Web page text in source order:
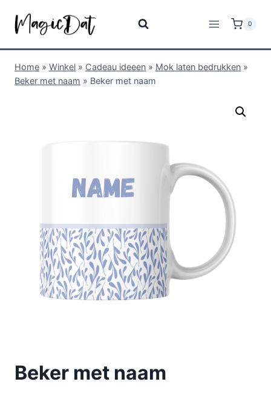
0
Home » Winkel » Cadeau ideeen » Mok laten bedrukken »
Beker met naam » Beker met naam
Beker met naam